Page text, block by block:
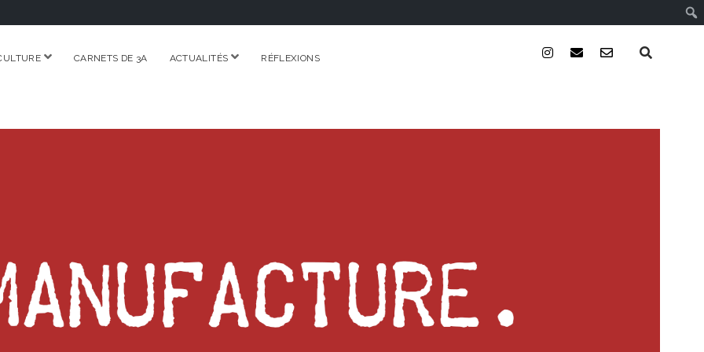
ouvrirCARNETS DE 3A ACTUALITÉS ouvrirRÉFLEXIONS instagram
emailemail-